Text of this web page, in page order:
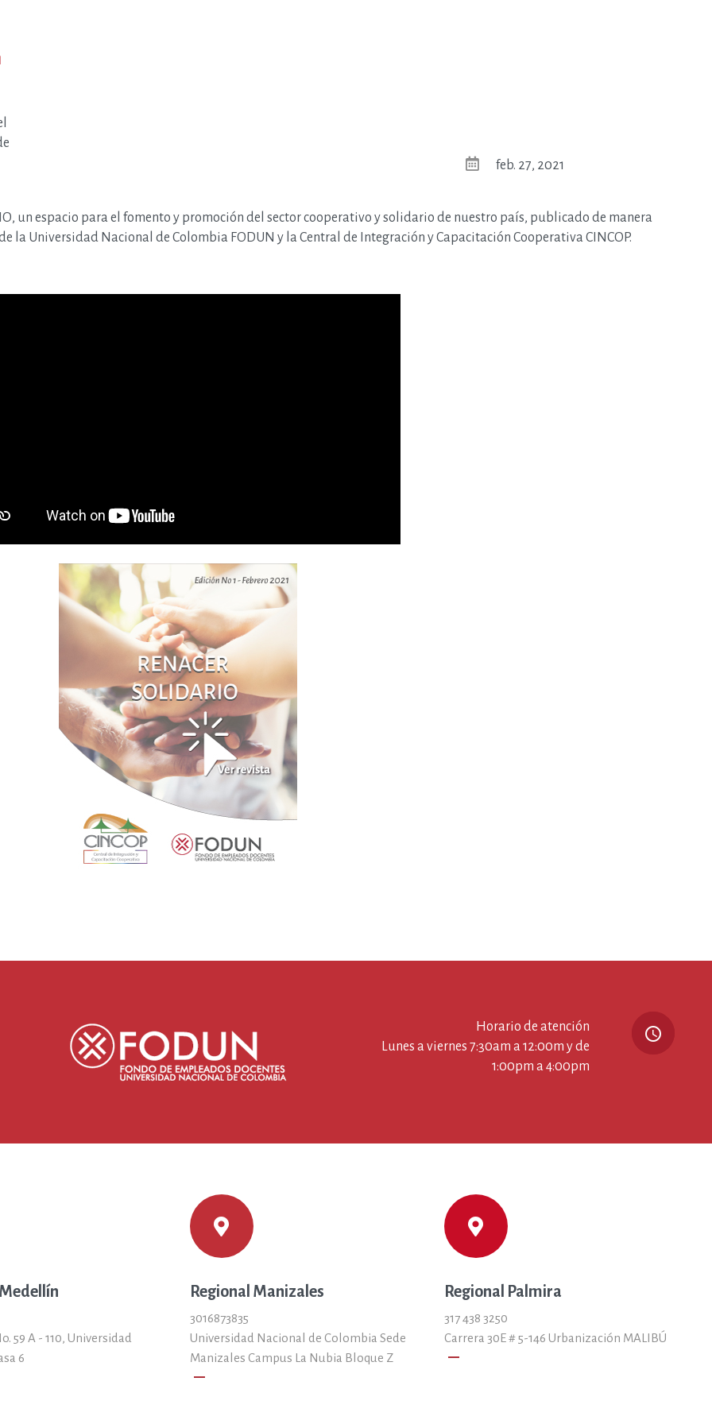
feb. 27, 2021
, un espacio para el fomento y promoción del sector cooperativo y solidario de nuestro país, publicado de manera
la Universidad Nacional de Colombia FODUN y la Central de Integración y Capacitación Cooperativa CINCOP.
Horario de atención
Lunes a viernes 7:30am a 12:00m y de
1:00pm a 4:00pm
query_builder
59 A - 110, Universidad
6
Regional Manizales
3016873835
Universidad Nacional de Colombia Sede
Manizales Campus La Nubia Bloque Z
remove
Regional Palmira
317 438 3250
Carrera 30E # 5-146 Urbanización MALIBÚ
remove